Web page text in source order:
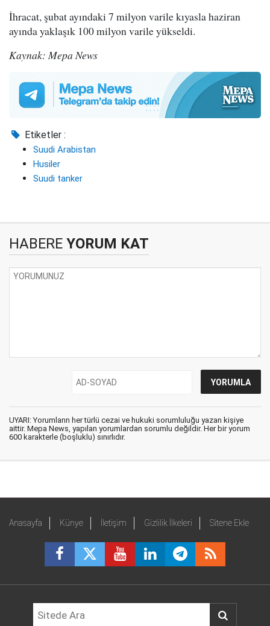
İhracat, şubat ayındaki 7 milyon varile kıyasla haziran
ayında yaklaşık 100 milyon varile yükseldi.
Kaynak: Mepa News
Etiketler :
Suudi Arabistan
Husiler
Suudi tanker
HABERE YORUM KAT
UYARI: Yorumların her türlü cezai ve hukuki sorumluluğu yazan kişiye
aittir. Mepa News, yapılan yorumlardan sorumlu değildir. Her bir yorum
600 karakterle (boşluklu) sınırlıdır.
Anasayfa Künye İletişim Gizlilik İlkeleri Sitene Ekle